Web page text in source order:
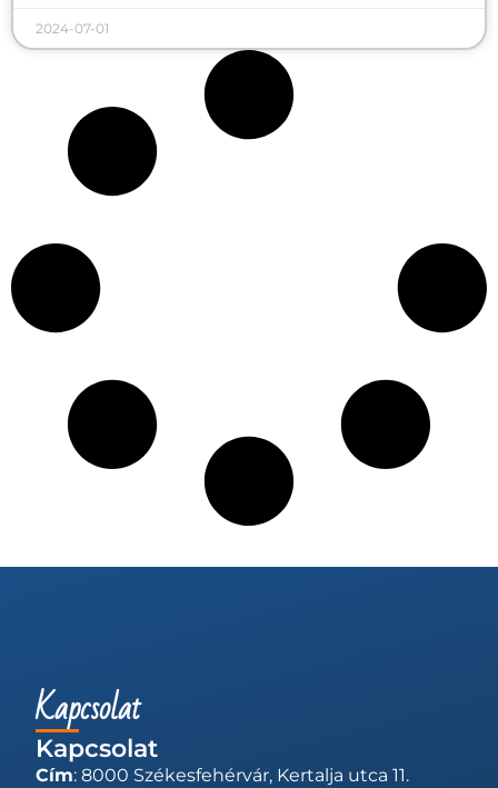
2024-07-01
Kapcsolat
Kapcsolat
Cím: 8000 Székesfehérvár, Kertalja utca 11.